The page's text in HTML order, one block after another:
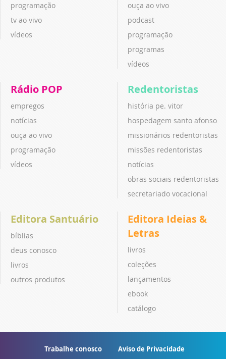
programação
tv ao vivo
vídeos
ouça ao vivo
podcast
programação
programas
vídeos
Rádio POP
empregos
notícias
ouça ao vivo
programação
vídeos
Redentoristas
história pe. vitor
hospedagem santo afonso
missionários redentoristas
missões redentoristas
notícias
obras sociais redentoristas
secretariado vocacional
Editora Santuário
bíblias
deus conosco
livros
outros produtos
Editora Ideias &
Letras
livros
coleções
lançamentos
ebook
catálogo
Trabalhe conosco Aviso de Privacidade